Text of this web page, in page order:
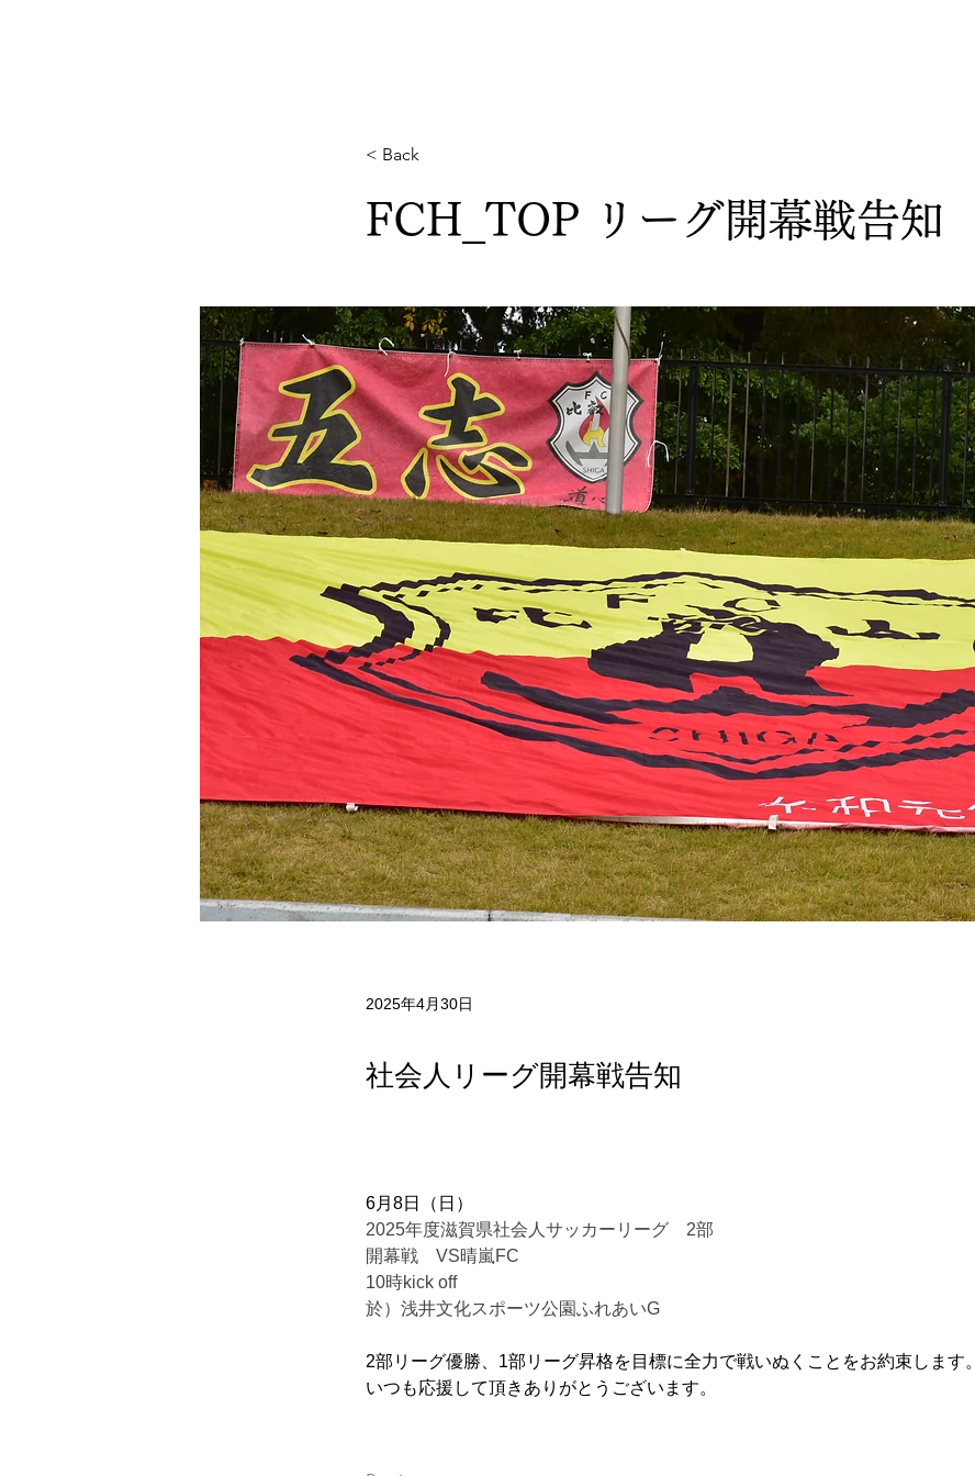
< Back
FCH_TOP リーグ開幕戦告知
2025年4月30日
社会人リーグ開幕戦告知
6月8日（日）
2025年度滋賀県社会人サッカーリーグ　2部
開幕戦　VS晴嵐FC
10時kick off
於）浅井文化スポーツ公園ふれあいG
2部リーグ優勝、1部リーグ昇格を目標に全力で戦いぬくことをお約束します。
いつも応援して頂きありがとうございます。